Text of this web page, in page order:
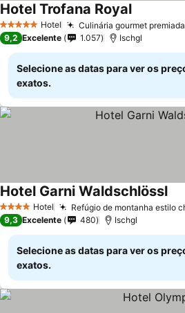
5 Estrelas Hotel Culinária gourmet premiada
Hotel Trofana RoyalVer preços
9,2 Excelente 1.057 Ischgl
Selecione as datas para ver os
exatos.
4 EstrelasHotel Refúgio de montanha estilo
Hotel Garni Waldschlössl
9,3 Excelente 480 Ischgl
Selecione as datas para ver os
exatos.